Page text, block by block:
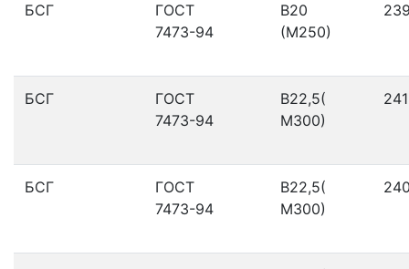
БСГ
ГОСТ
7473-94
В20
(М250)
БСГ
ГОСТ
7473-94
В22,5(
М300)
БСГ
ГОСТ
7473-94
В22,5(
М300)